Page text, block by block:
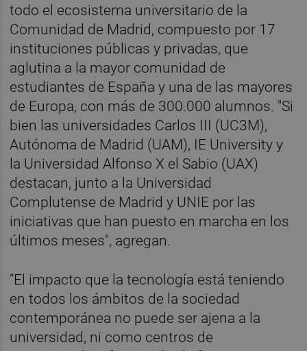
todo el ecosistema universitario de la
Comunidad de Madrid, compuesto por 17
instituciones públicas y privadas, que
aglutina a la mayor comunidad de
estudiantes de España y una de las mayores
de Europa, con más de 300.000 alumnos. "Si
bien las universidades Carlos III (UC3M),
Autónoma de Madrid (UAM), IE University y
la Universidad Alfonso X el Sabio (UAX)
destacan, junto a la Universidad
Complutense de Madrid y UNIE por las
iniciativas que han puesto en marcha en los
últimos meses", agregan.
“El impacto que la tecnología está teniendo
en todos los ámbitos de la sociedad
contemporánea no puede ser ajena a la
universidad, ni como centros de